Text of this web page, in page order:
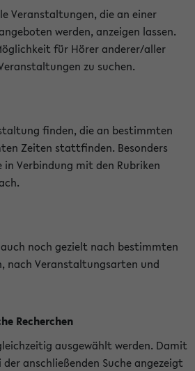
Veranstaltungen, die an einer
werden, anzeigen lassen.
für Hörer anderer/aller
zu suchen.
finden, die an bestimmten
Zeiten stattfinden. Besonders
in Verbindung mit den Rubriken
noch gezielt nach bestimmten
nach Veranstaltungsarten und
Recherchen
ausgewählt werden. Damit
anschließenden Suche angezeigt